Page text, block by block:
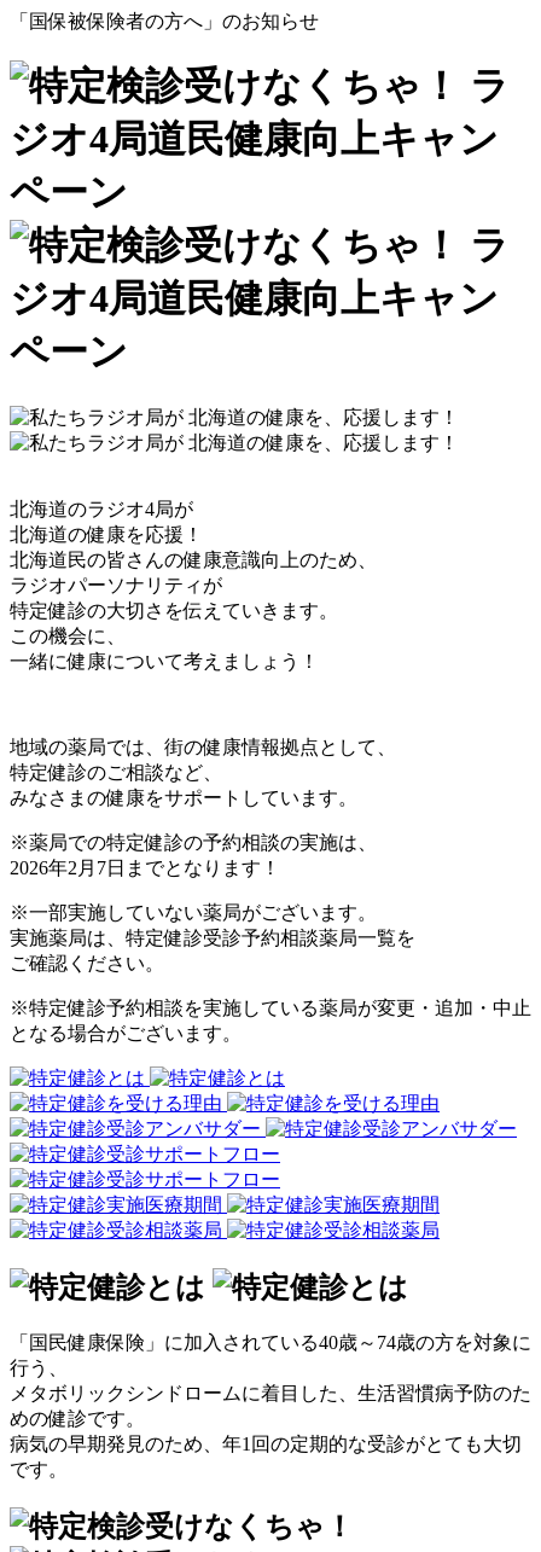
「国保被保険者の方へ」のお知らせ
北海道のラジオ4局が
北海道の健康を応援！
北海道民の皆さんの健康意識向上のため、
ラジオパーソナリティが
特定健診の大切さを伝えていきます。
この機会に、
一緒に健康について考えましょう！
地域の薬局では、街の健康情報拠点として、
特定健診のご相談など、
みなさまの健康をサポートしています。
※薬局での特定健診の予約相談の実施は、
2026年2月7日までとなります！
※一部実施していない薬局がございます。
実施薬局は、特定健診受診予約相談薬局一覧を
ご確認ください。
※特定健診予約相談を実施している薬局が変更・追加・中止
となる場合がございます。
「国民健康保険」に加入されている40歳～74歳の方を対象に
行う、
メタボリックシンドロームに着目した、生活習慣病予防のた
めの健診です。
病気の早期発見のため、年1回の定期的な受診がとても大切
です。